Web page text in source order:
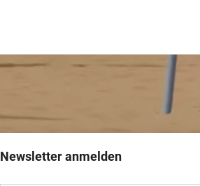
Newsletter anmelden